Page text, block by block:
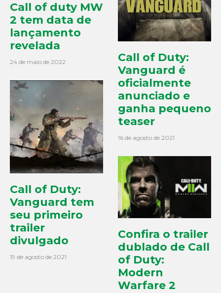
Call of duty MW
2 tem data de
lançamento
revelada
24 de maio de 2022
Call of Duty:
Vanguard tem
seu primeiro
trailer
divulgado
19 de agosto de 2021
Call of Duty:
Vanguard é
oficialmente
anunciado e
ganha pequeno
teaser
16 de agosto de 2021
Confira o trailer
dublado de Call
of Duty:
Modern
Warfare 2